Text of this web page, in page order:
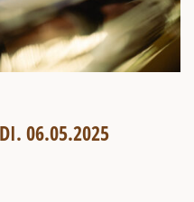
DI. 06.05.2025